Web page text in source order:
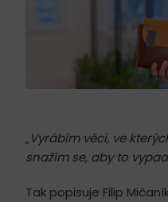
„Vyrábím věci, ve
snažím se, aby to
Tak popisuje Filip